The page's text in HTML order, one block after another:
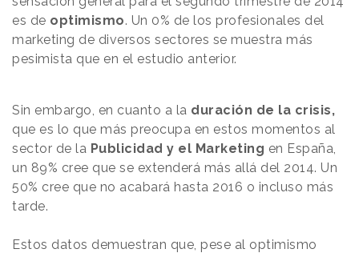
es de optimismo. Un 0% de los profesionales del
marketing de diversos sectores se muestra más
pesimista que en el estudio anterior.
Sin embargo, en cuanto a la duración de la crisis,
que es lo que más preocupa en estos momentos al
sector de la Publicidad y el Marketing en España,
un 89% cree que se extenderá más allá del 2014. Un
50% cree que no acabará hasta 2016 o incluso más
tarde.
Estos datos demuestran que, pese al optimismo